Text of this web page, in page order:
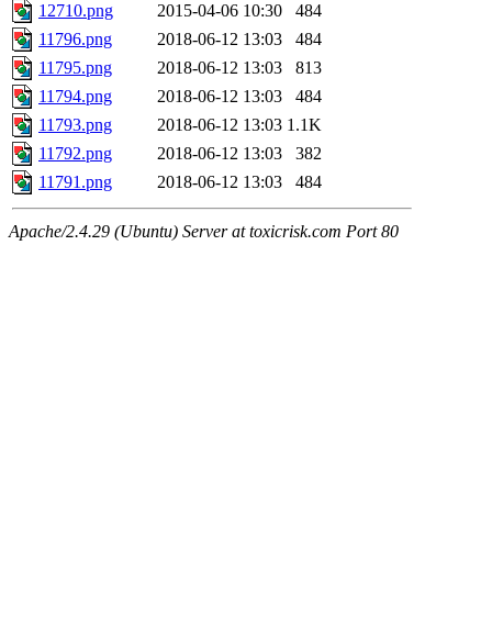
12710.png
2015-04-06 10:30
484
11796.png
2018-06-12 13:03
484
11795.png
2018-06-12 13:03
813
11794.png
2018-06-12 13:03
484
11793.png
2018-06-12 13:03 1.1K
11792.png
2018-06-12 13:03
382
11791.png
2018-06-12 13:03 484
Apache/2.4.29 (Ubuntu) Server at toxicrisk.com Port 80